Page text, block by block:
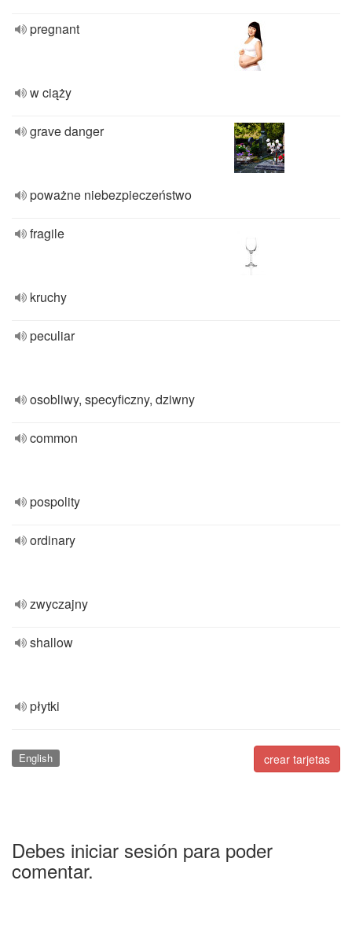
pregnant
w ciąży
grave danger
poważne niebezpieczeństwo
fragile
kruchy
peculiar
osobliwy, specyficzny, dziwny
common
pospolity
ordinary
zwyczajny
shallow
płytki
crear tarjetas
English
Debes iniciar sesión para poder
comentar.